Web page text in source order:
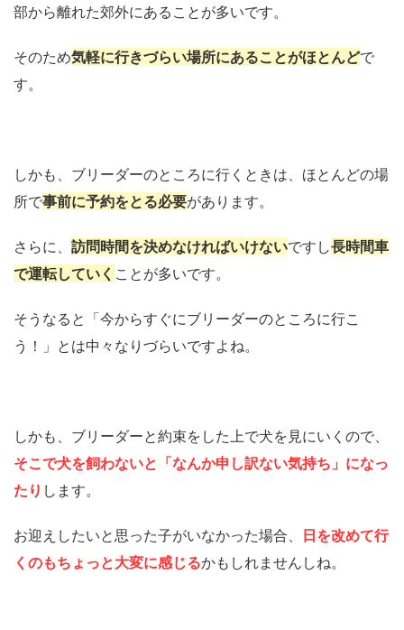
部から離れた郊外にあることが多いです。
そのため気軽に行きづらい場所にあることがほとんどで
す。
しかも、ブリーダーのところに行くときは、ほとんどの場
所で事前に予約をとる必要があります。
さらに、 訪問時間を決めなければいけないですし長時間車
で運転していく ことが多いです。
そうなると「今からすぐにブリーダーのところに行こ
う！」とは中々なりづらいですよね。
しかも、ブリーダーと約束をした上で犬を見にいくので、
そこで犬を飼わないと「なんか申し訳ない気持ち」になっ
たり します。
お迎えしたいと思った子がいなかった場合、
日を改めて行
くのもちょっと大変に感じるかもしれませんしね。